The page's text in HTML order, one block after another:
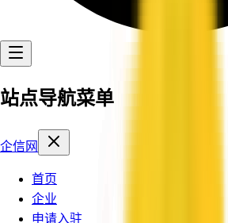
站点导航菜单
企信网
首页
企业
申请入驻